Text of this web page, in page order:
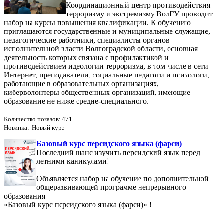
Координационный центр противодействия
терроризму и экстремизму ВолГУ проводит
набор на курсы повышения квалификации. К обучению
приглашаются государственные и муниципальные служащие,
педагогические работники, специалисты органов
исполнительной власти Волгоградской области, основная
деятельность которых связана с профилактикой и
противодействием идеологии терроризма, в том числе в сети
Интернет, преподаватели, социальные педагоги и психологи,
работающие в образовательных организациях,
киберволонтеры общественных организаций, имеющие
образование не ниже средне-специального.
Количество показов: 471
Новинка: Новый курс
Базовый курс персидского языка (фарси)
Последний шанс изучить персидский язык перед
летними каникулами!
Объявляется набор на обучение по дополнительной
общеразвивающей программе непрерывного
образования
«Базовый курс персидского языка (фарси)» !